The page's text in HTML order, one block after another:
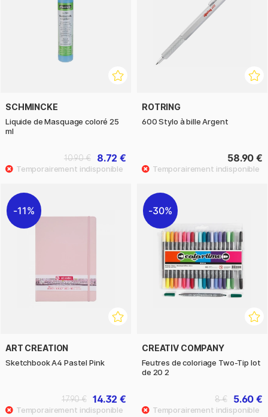
SCHMINCKE
Liquide de Masquage coloré 25
ml
8.72 €
10.90 €
ROTRING
600 Stylo à bille Argent
58.90 €
11%
ART CREATION
Sketchbook A4 Pastel Pink
14.32 €
17.90 €
30%
CREATIV COMPANY
Feutres de coloriage Two-Tip lot
de 20 2
5.60 €
8 €